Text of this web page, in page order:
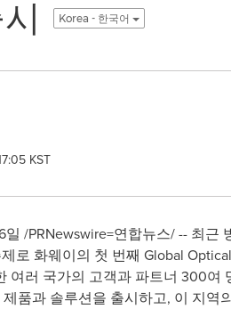
Korea - 한국어
KST
/PRNewswire=연합뉴스/ -- 최근
로 화웨이의 첫 번째 Global
여러 국가의 고객과 파트너 300여
제품과 솔루션을 출시하고, 이 지